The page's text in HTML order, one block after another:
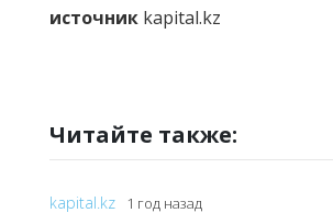
источник kapital.kz
Читайте также:
kapital.kz 1 год назад